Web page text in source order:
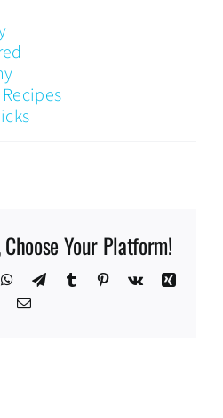
Your Platform!
WhatsApp
TelegramTumblr Pinterest
Vk
Xing
Email